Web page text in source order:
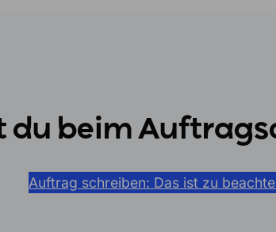
du beim
Auftrag schreiben: Das ist zu